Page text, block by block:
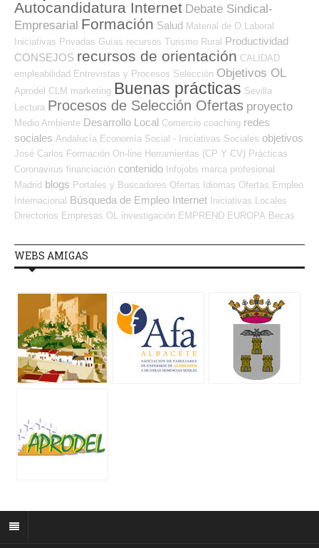
Autocandidatura Internet Debate Sindical-
Empresarial Formación Salud Material de O.Laboral
Iniciativas Privadas Guías recursos Turismo Rural Productividad
CONSEJOS recursos de orientación CALIDAD
empleabilidad Entrevistas y Procesos Selección Objetivos OL
Aprodel CLM marketing Buenas prácticas Sevilla
Lectura Procesos de Selección Ofertas proyecto
Medio Ambiente Desarrollo Local Comercio coaching redes
sociales Andalucía Economía Social - Iniciativas Sociales objetivos
José Carlos Formación On-line Herramientas (CP Y CV) Prácticas
Coronavirus financiación contenido Infojobs marca profesional
Madrid blogs Portales y Buscadores Ofertas Idiomas Ofertas Empleo
Internacional Búsqueda de Empleo Internet Iniciativas Locales
Directorios Empresas OL
investigación EMPREND EUROPA Becas
WEBS AMIGAS